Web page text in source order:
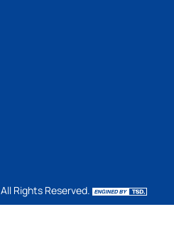
All Rights Reserved.